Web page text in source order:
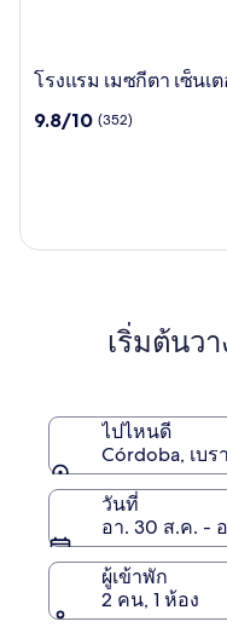
โรงแรม
ซกี
โรงแรม เมซกีตา เซ็นเ
9.8
9.8/10 (352)
เริ่มต้นว
ไปไหนดี
Córdoba, เบ
วันที่
อา. 30 ส.ค. -
ผู้เข้าพัก
2 คน, 1 ห้อง